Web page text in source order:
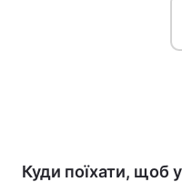
Куди поїхати, щоб